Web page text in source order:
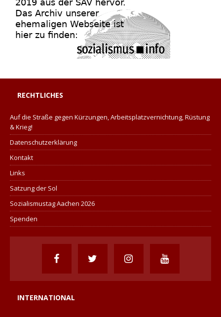
RECHTLICHES
Auf die Straße gegen Kürzungen, Arbeitsplatzvernichtung, Rüstung
& Krieg!
Datenschutzerklärung
Kontakt
Links
Satzung der Sol
Sozialismustag Aachen 2026
Spenden
INTERNATIONAL